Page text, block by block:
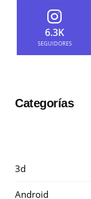
6.3K
SEGUIDORES
Categorías
3d
Android